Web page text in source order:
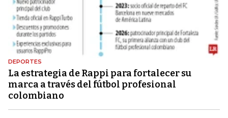
DEPORTES
La estrategia de Rappi para fortalecer su
marca a través del fútbol profesional
colombiano